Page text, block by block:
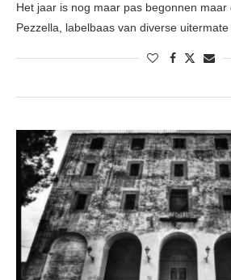
Het jaar is nog maar pas begonnen maar
Pezzella, labelbaas van diverse